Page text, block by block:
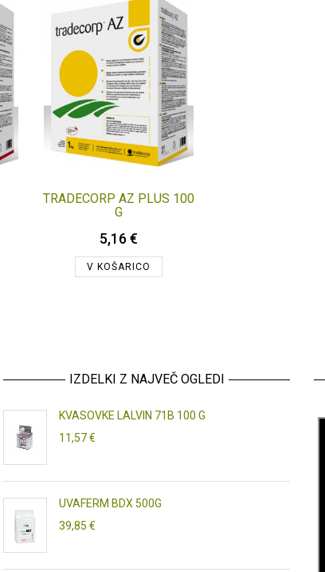
TRADECORP AZ PLUS 100
G
5,16 €
V KOŠARICO
IZDELKI Z NAJVEČ OGLEDI
KVASOVKE LALVIN 71B 100 G
11,57 €
UVAFERM BDX 500G
39,85 €